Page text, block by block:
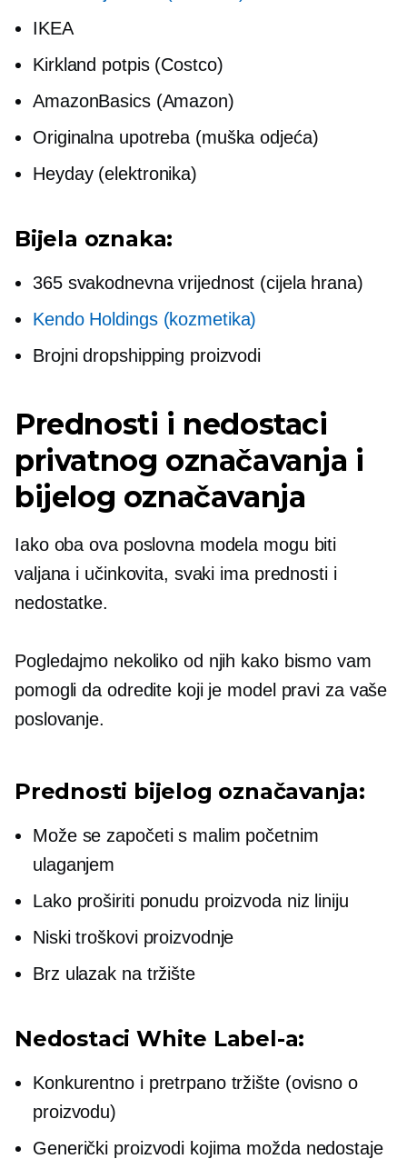
IKEA
Kirkland potpis (Costco)
AmazonBasics (Amazon)
Originalna upotreba (muška odjeća)
Heyday (elektronika)
Bijela oznaka:
365 svakodnevna vrijednost (cijela hrana)
Kendo Holdings (kozmetika)
Brojni dropshipping proizvodi
Prednosti i nedostaci
privatnog označavanja i
bijelog označavanja
Iako oba ova poslovna modela mogu biti
valjana i učinkovita, svaki ima prednosti i
nedostatke.
Pogledajmo nekoliko od njih kako bismo vam
pomogli da odredite koji je model pravi za vaše
poslovanje.
Prednosti bijelog označavanja:
Može se započeti s malim početnim
ulaganjem
Lako proširiti ponudu proizvoda niz liniju
Niski troškovi proizvodnje
Brz ulazak na tržište
Nedostaci White Label-a:
Konkurentno i pretrpano tržište (ovisno o
proizvodu)
Generički proizvodi kojima možda nedostaje